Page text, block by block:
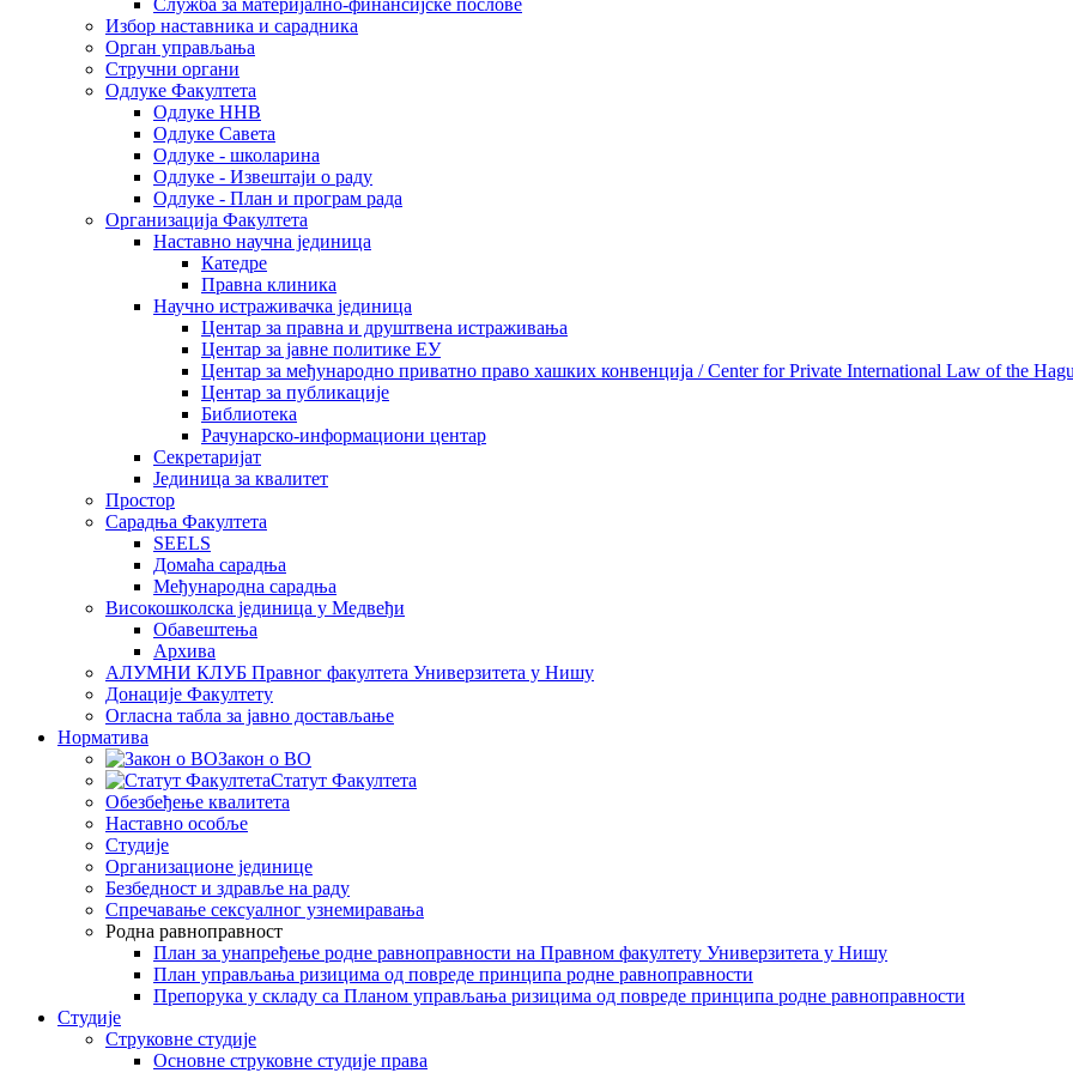
Служба за материјално-финансијске послове
Избор наставника и сарадника
Oрган управљања
Стручни органи
Одлуке Факултета
Одлуке ННВ
Одлуке Савета
Одлуке - школарина
Одлуке - Извештаји о раду
Одлуке - План и програм рада
Организација Факултета
Наставно научна јединица
Катедре
Правна клиника
Научно истраживачка јединица
Центар за правна и друштвена истраживања
Центар за јавне политике ЕУ
Центар за међународно приватно право хашких конвенција / Center for Private International Law of the
Центар за публикације
Библиотека
Рачунарско-информациони центар
Секретаријат
Јединица за квалитет
Простор
Сарадња Факултета
SEELS
Домаћа сарадња
Међународна сарадња
Високошколска јединица у Медвеђи
Обавештења
Архива
АЛУМНИ КЛУБ Правног факултета Универзитета у Нишу
Донације Факултету
Огласна табла за јавно достављање
Норматива
Закон о ВО
Статут Факултета
Обезбеђење квалитета
Наставно особље
Студије
Организационе јединице
Безбедност и здравље на раду
Спречавање сексуалног узнемиравања
Родна равноправност
План за унапређење родне равноправности на Правном факултету Универзитета у Нишу
План управљања ризицима од повреде принципа родне равноправности
Препорука у складу са Планом управљања ризицима од повреде принципа родне равноправности
Студије
Струковне студије
Основне струковне студије права